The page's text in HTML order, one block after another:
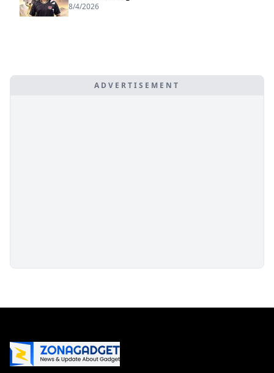
8/4/2026
ADVERTISEMENT